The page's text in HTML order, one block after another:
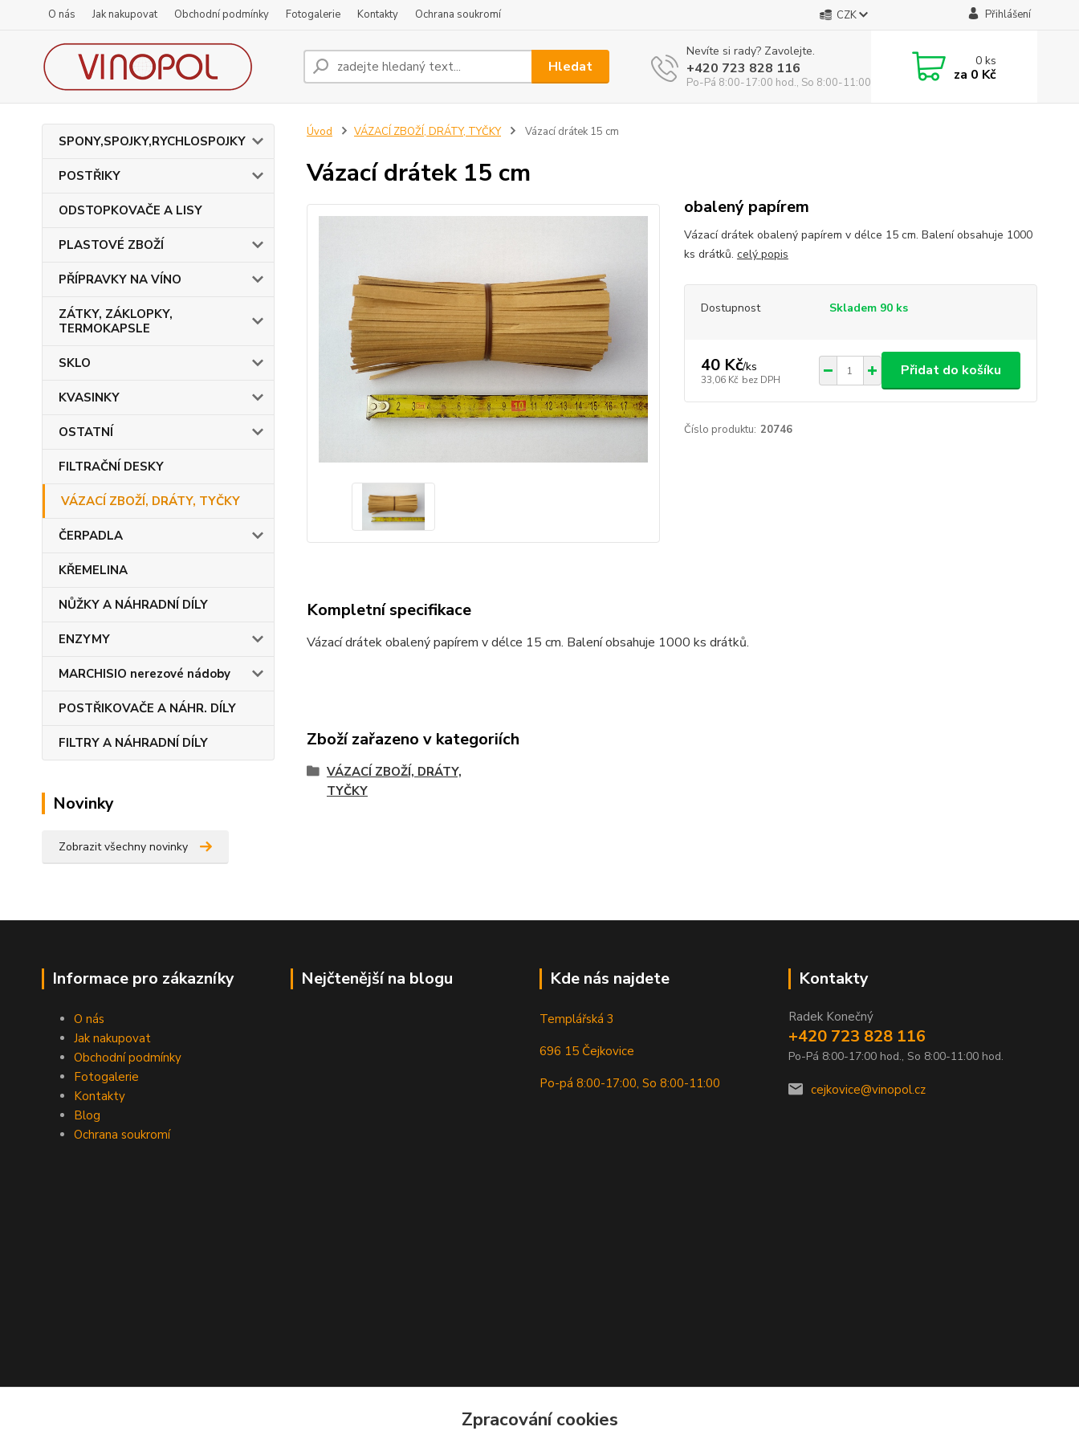
O nás Jak nakupovat Obchodní podmínky Fotogalerie Kontakty Ochrana soukromí CZK Přihlášení
Hledat
Nevíte si rady? Zavolejte.
+420 723 828 116
Po-Pá 8:00-17:00 hod., So 8:00-11:00 hod.
0ks
za 0 Kč
SPONY,SPOJKY,RYCHLOSPOJKY
POSTŘIKY
ODSTOPKOVAČE A LISY
PLASTOVÉ ZBOŽÍ
PŘÍPRAVKY NA VÍNO
ZÁTKY, ZÁKLOPKY,
TERMOKAPSLE
SKLO
KVASINKY
OSTATNÍ
FILTRAČNÍ DESKY
VÁZACÍ ZBOŽÍ, DRÁTY, TYČKY
ČERPADLA
KŘEMELINA
NŮŽKY A NÁHRADNÍ DÍLY
ENZYMY
MARCHISIO nerezové nádoby
POSTŘIKOVAČE A NÁHR. DÍLY
FILTRY A NÁHRADNÍ DÍLY
Novinky
Zobrazit všechny novinky
Úvod VÁZACÍ ZBOŽÍ, DRÁTY, TYČKY Vázací drátek 15 cm
Vázací drátek 15 cm
obalený papírem
Vázací drátek obalený papírem v délce 15 cm. Balení obsahuje 1000
ks drátků. celý popis
Dostupnost Skladem 90 ks
40 Kč/ks
33,06 Kč bez DPH
Přidat do košíku
Číslo produktu: 20746
Kompletní specifikace
Vázací drátek obalený papírem v délce 15 cm. Balení obsahuje 1000 ks drátků.
Zboží zařazeno v kategoriích
VÁZACÍ ZBOŽÍ, DRÁTY,
TYČKY
Informace pro zákazníky
O nás
Jak nakupovat
Obchodní podmínky
Fotogalerie
Kontakty
Blog
Ochrana soukromí
Nejčtenější na blogu Kde nás najdete
Templářská 3
696 15 Čejkovice
Po-pá 8:00-17:00, So 8:00-11:00
Kontakty
Radek Konečný
+420 723 828 116
Po-Pá 8:00-17:00 hod., So 8:00-11:00 hod.
cejkovice@vinopol.cz
Zpracování cookies